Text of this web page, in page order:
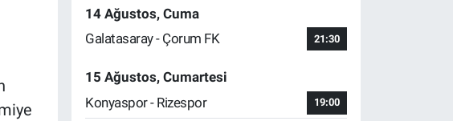
14 Ağustos, Cuma
Galatasaray - Çorum FK
21:30
15 Ağustos, Cumartesi
Konyaspor - Rizespor
19:00